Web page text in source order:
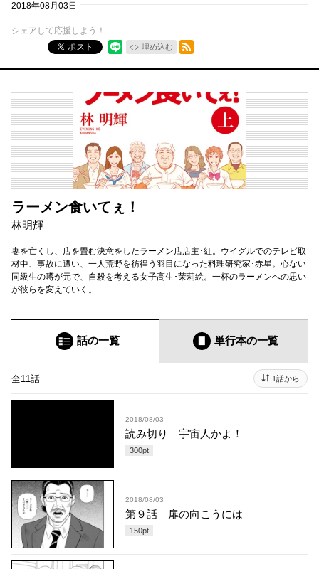
2018年08月03日
シェアして応援しよう！
ポスト
埋め込む
RSSフィード
ラーメン食いてぇ！
林明輝
妻を亡くし、店を畳む決意をしたラーメン店店主･紅。ウイグルでのテレビ取
材中、事故に遭い、一人荒野を彷徨う羽目になった料理研究家･赤星。心ない
同級生の噂が元で、自殺を考える女子高生･茉莉絵。一杯のラーメンへの思い
が彼らを変えていく。
話の一覧 単行本の一覧
全11話 1話から
2018/08/03
読み切り 宇宙人かよ！
300pt
2018/08/03
第９話 扉の向こうには
150pt